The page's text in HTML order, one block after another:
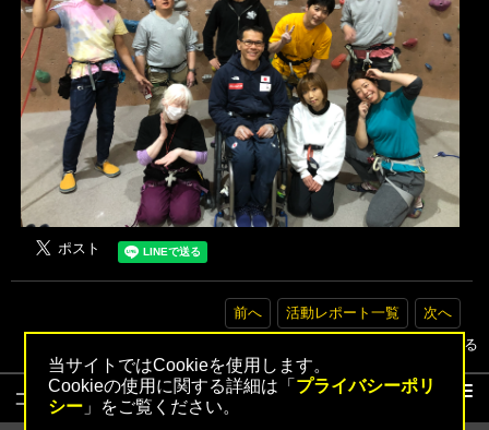
当サイトではCookieを使用します。
Cookieの使用に関する詳細は「 プライバシーポリ
シー」をご覧ください。
前へ 活動レポート一覧
次へ
▲トップへ戻る
コンテンツ